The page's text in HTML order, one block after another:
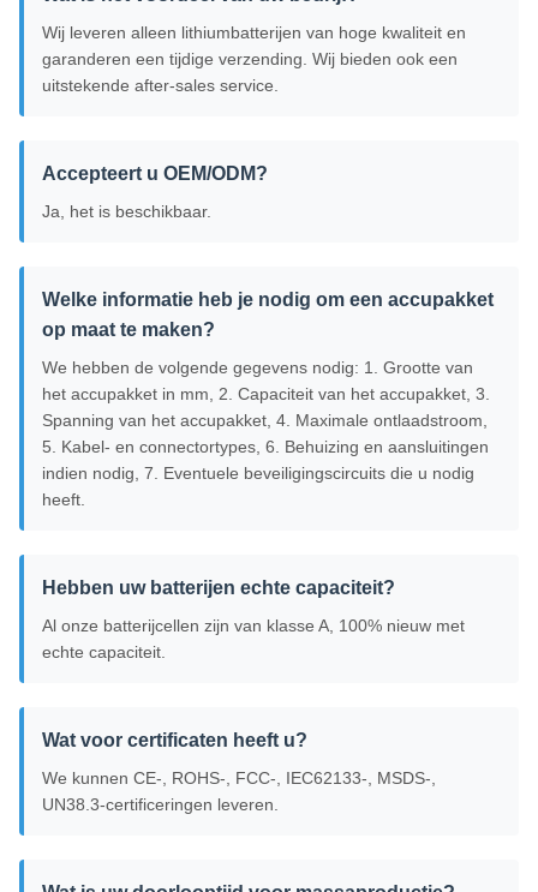
Wij leveren alleen lithiumbatterijen van hoge kwaliteit en
garanderen een tijdige verzending. Wij bieden ook een
uitstekende after-sales service.
Accepteert u OEM/ODM?
Ja, het is beschikbaar.
Welke informatie heb je nodig om een ​​accupakket
op maat te maken?
We hebben de volgende gegevens nodig: 1. Grootte van
het accupakket in mm, 2. Capaciteit van het accupakket, 3.
Spanning van het accupakket, 4. Maximale ontlaadstroom,
5. Kabel- en connectortypes, 6. Behuizing en aansluitingen
indien nodig, 7. Eventuele beveiligingscircuits die u nodig
heeft.
Hebben uw batterijen echte capaciteit?
Al onze batterijcellen zijn van klasse A, 100% nieuw met
echte capaciteit.
Wat voor certificaten heeft u?
We kunnen CE-, ROHS-, FCC-, IEC62133-, MSDS-,
UN38.3-certificeringen leveren.